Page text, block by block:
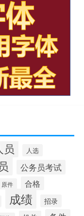
员 人选
公务员考试
原件 合格
成绩 招录